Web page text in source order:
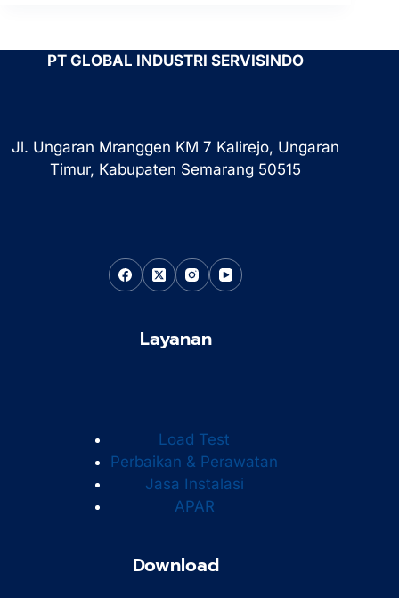
PT GLOBAL INDUSTRI SERVISINDO
Jl. Ungaran Mranggen KM 7 Kalirejo, Ungaran
Timur, Kabupaten Semarang 50515
Layanan
Load Test
Perbaikan & Perawatan
Jasa Instalasi
APAR
Download